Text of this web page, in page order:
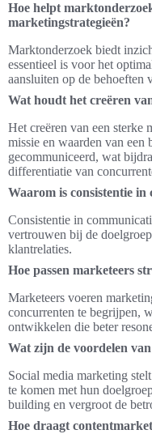
Hoe helpt
marketingstrategieën?
Marktonderzoek biedt
essentieel is voor het
aansluiten op de behoeften
Wat houdt het creëren
Het creëren van een sterke
missie en waarden van
gecommuniceerd, wat
differentiatie van
Waarom is consistentie
Consistentie in
vertrouwen bij de
klantrelaties.
Hoe passen marketeers
Marketeers voeren
concurrenten te begrijpen,
ontwikkelen die beter
Wat zijn de voordelen
Social media marketing
te komen met hun
building en vergroot de
Hoe draagt